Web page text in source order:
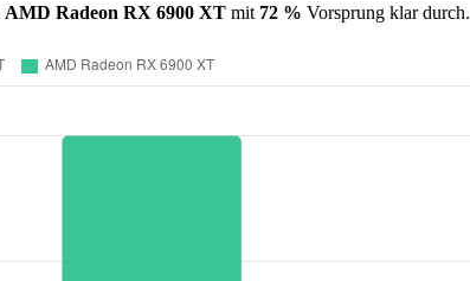
AMD Radeon RX 6900 XT mit 72 % Vorsprung klar durch.